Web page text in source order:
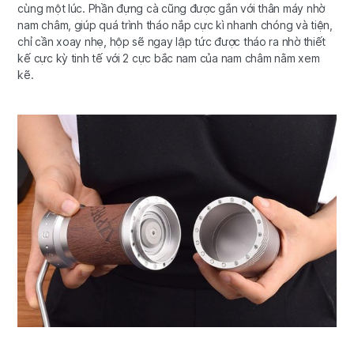
cùng một lúc. Phần đựng cà cũng được gắn với thân máy nhờ
nam châm, giúp quá trình tháo nắp cực kì nhanh chóng và tiện,
chỉ cần xoay nhẹ, hộp sẽ ngay lập tức được tháo ra nhờ thiết
kế cực kỳ tinh tế với 2 cực bắc nam của nam châm nằm xem
kẽ.